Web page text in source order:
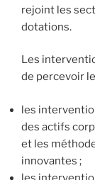
rejoint les
dotations.
Les
de percevoir
les
des actifs
et les
innovantes ;